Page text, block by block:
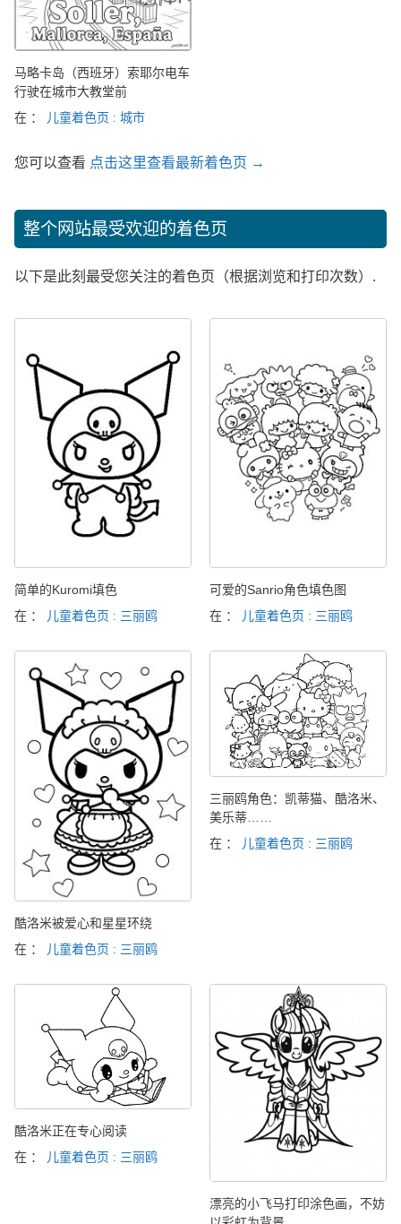
马略卡岛（西班牙）索耶尔电车
行驶在城市大教堂前
在 ：
儿童着色页 : 城市
您可以查看 点击这里查看最新着色页 →
整个网站最受欢迎的着色页
以下是此刻最受您关注的着色页（根据浏览和打印次数）.
简单的Kuromi填色
在 ：
儿童着色页 : 三丽鸥
可爱的Sanrio角色填色图
在 ：
儿童着色页 : 三丽鸥
酷洛米被爱心和星星环绕
在 ：
儿童着色页 : 三丽鸥
三丽鸥角色：凯蒂猫、酷洛米、
美乐蒂……
在 ：
儿童着色页 : 三丽鸥
酷洛米正在专心阅读
在 ：
儿童着色页 : 三丽鸥
漂亮的小飞马打印涂色画，不妨